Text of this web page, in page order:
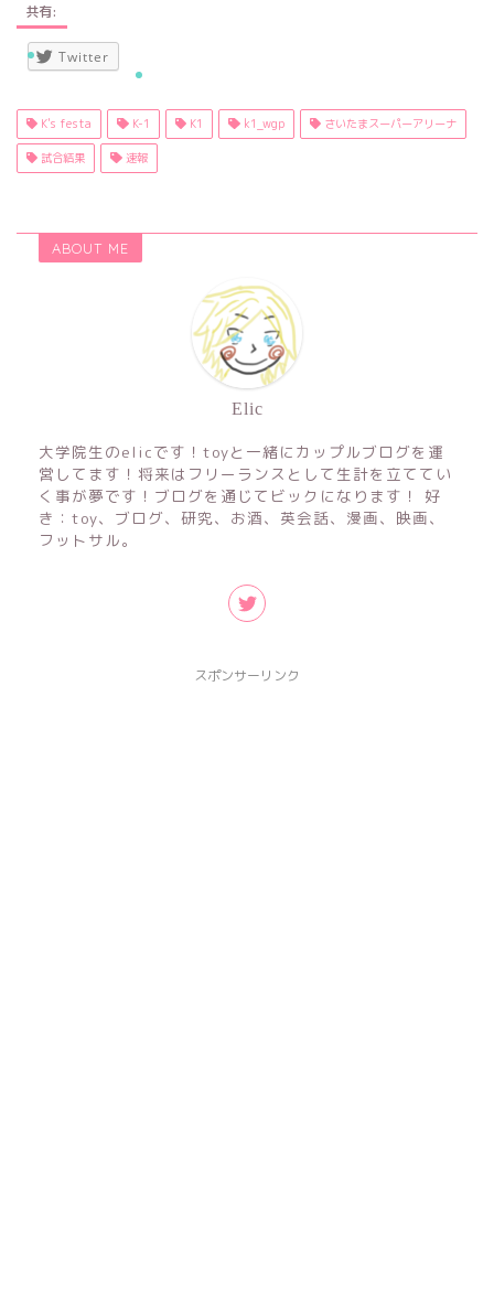
共有:
Twitter
K's festa K-1 K1 k1_wgp さいたまスーパーアリーナ
試合結果 速報
ABOUT ME
Elic
大学院生のelicです！toyと一緒にカップルブログを運
営してます！将来はフリーランスとして生計を立ててい
く事が夢です！ブログを通じてビックになります！ 好
き：toy、ブログ、研究、お酒、英会話、漫画、映画、
フットサル。
スポンサーリンク